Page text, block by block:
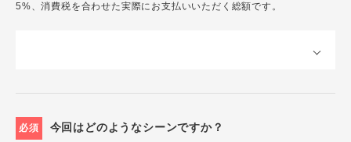
5%、消費税を合わせた実際にお支払いいただく総額です。
必須 今回はどのようなシーンですか？